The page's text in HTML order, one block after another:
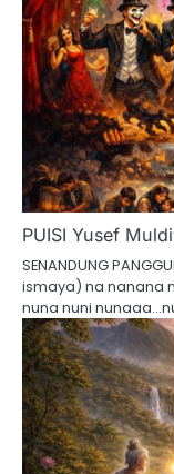
PUISI Yusef
SENANDUNG
ismaya) na nanana
nuna nuni